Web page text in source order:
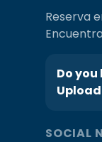
Reserva
Do
SOCIAL